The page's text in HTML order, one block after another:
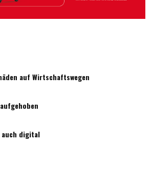
auf Wirtschaftswegen
digital